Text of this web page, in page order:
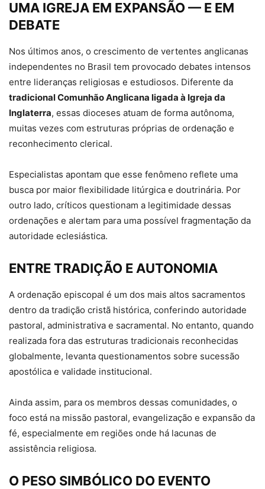
UMA IGREJA EM EXPANSÃO — E EM
DEBATE
Nos últimos anos, o crescimento de vertentes anglicanas
independentes no Brasil tem provocado debates intensos
entre lideranças religiosas e estudiosos. Diferente da
tradicional Comunhão Anglicana ligada à Igreja da
Inglaterra, essas dioceses atuam de forma autônoma,
muitas vezes com estruturas próprias de ordenação e
reconhecimento clerical.
Especialistas apontam que esse fenômeno reflete uma
busca por maior flexibilidade litúrgica e doutrinária. Por
outro lado, críticos questionam a legitimidade dessas
ordenações e alertam para uma possível fragmentação da
autoridade eclesiástica.
ENTRE TRADIÇÃO E AUTONOMIA
A ordenação episcopal é um dos mais altos sacramentos
dentro da tradição cristã histórica, conferindo autoridade
pastoral, administrativa e sacramental. No entanto, quando
realizada fora das estruturas tradicionais reconhecidas
globalmente, levanta questionamentos sobre sucessão
apostólica e validade institucional.
Ainda assim, para os membros dessas comunidades, o
foco está na missão pastoral, evangelização e expansão da
fé, especialmente em regiões onde há lacunas de
assistência religiosa.
O PESO SIMBÓLICO DO EVENTO